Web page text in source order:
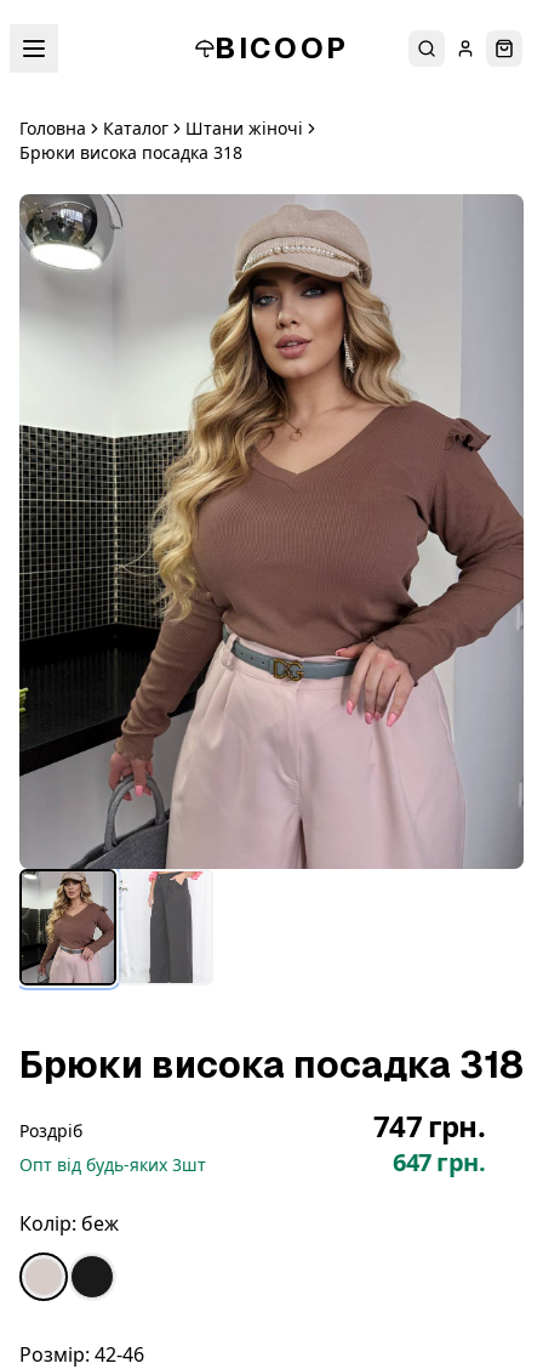
BICOOP ПошукУвійти
Головна Каталог
Штани жіночі
Брюки висока посадка 318
Брюки висока посадка 318
Роздріб 747 грн.
Опт від будь-яких 3шт 647 грн.
Колір: беж
Розмір: 42-46